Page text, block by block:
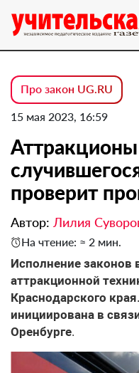
Про закон UG.RU
15 мая 2023, 16:59
проверит
Автор: Лилия
На чтение: ≈ 2 мин.
Исполнение законов
аттракционной
Краснодарского
инициирована в
Оренбурге.